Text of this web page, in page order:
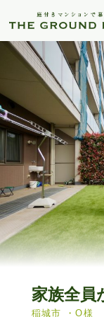
家族全員
稲城市 ・O様